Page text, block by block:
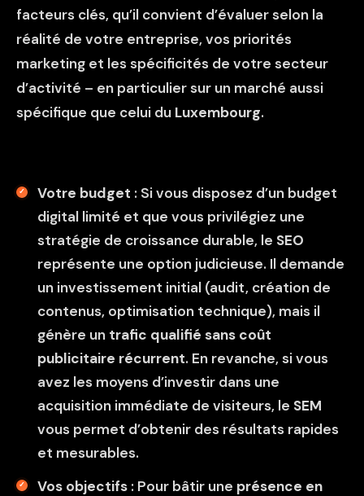
facteurs clés, qu’il convient d’évaluer selon la
réalité de votre entreprise, vos priorités
marketing et les spécificités de votre secteur
d’activité – en particulier sur un marché aussi
spécifique que celui du Luxembourg.
Votre budget : Si vous disposez d’un budget
digital limité et que vous privilégiez une
stratégie de croissance durable, le SEO
représente une option judicieuse. Il demande
un investissement initial (audit, création de
contenus, optimisation technique), mais il
génère un trafic qualifié sans coût
publicitaire récurrent. En revanche, si vous
avez les moyens d’investir dans une
acquisition immédiate de visiteurs, le SEM
vous permet d’obtenir des résultats rapides
et mesurables.
Vos objectifs : Pour bâtir une présence en